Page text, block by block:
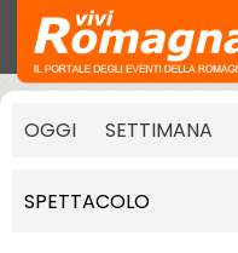
OGGI SETTIMANA
SPETTACOLO